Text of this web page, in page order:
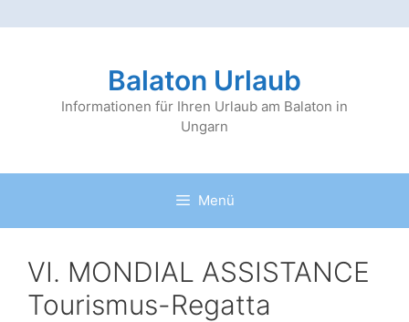
Balaton Urlaub
Informationen für Ihren Urlaub am Balaton in
Ungarn
Menü
VI. MONDIAL ASSISTANCE
Tourismus-Regatta